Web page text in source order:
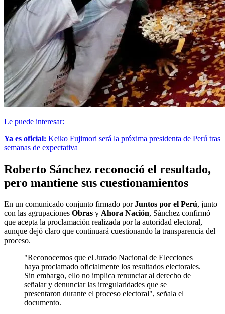
Le puede interesar:
Ya es oficial: Keiko Fujimori será la próxima presidenta de Perú tras
semanas de expectativa
Roberto Sánchez reconoció el resultado,
pero mantiene sus cuestionamientos
En un comunicado conjunto firmado porJuntos por el Perú, junto
con las agrupaciones Obras y Ahora Nación, Sánchez confirmó
que acepta la proclamación realizada por la autoridad electoral,
aunque dejó claro que continuará cuestionando la transparencia del
proceso.
"Reconocemos que el Jurado Nacional de Elecciones
haya proclamado oficialmente los resultados electorales.
Sin embargo, ello no implica renunciar al derecho de
señalar y denunciar las irregularidades que se
presentaron durante el proceso electoral", señala el
documento.